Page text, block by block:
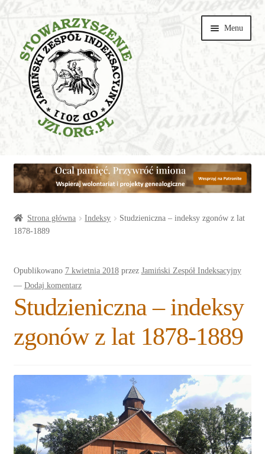
nawigacji
treści
Menu
Wspieraj
Parafie
Artykuły
Blogi
Rozwiń
potomne
Plan na lata 2020-2021
O nas
Rozwiń
Stowarzyszenie
potomne
Publikacje
Rozwiń
menu
potomne
Sklep
Rozwiń
menu
Strona główna Indeksy
Studzieniczna – indeksy zgonów z lat
1878-1889
Opublikowano 7 kwietnia 2018 przez Jamiński Zespół Indeksacyjny
— Dodaj komentarz
Studzieniczna – indeksy
zgonów z lat 1878-1889